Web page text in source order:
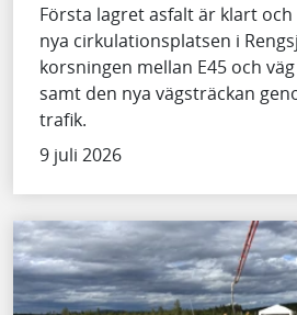
Första lagret asfalt är klart
nya cirkulationsplatsen i
korsningen mellan E45 och
samt den nya vägsträckan
trafik.
9 juli 2026